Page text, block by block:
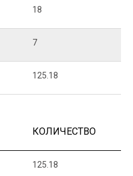
18
7
125.18
КОЛИЧЕСТВО
125.18